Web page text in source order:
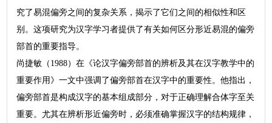
究了易混偏旁之间的复杂关系，揭示了它们之间的相似性和区
别。这项研究为汉字学习者提供了有关如何区分形近易混的偏旁
部首的重要指导。
尚捷敏（1988）在《论汉字偏旁部首的辨析及其在汉字教学中的
重要作用》一文中强调了偏旁部首在汉字中的重要性。他指出，
偏旁部首是构成汉字的基本组成部分，对于正确理解合体字至关
重要。尤其在辨析形近偏旁时，必须准确掌握汉字的结构规律，